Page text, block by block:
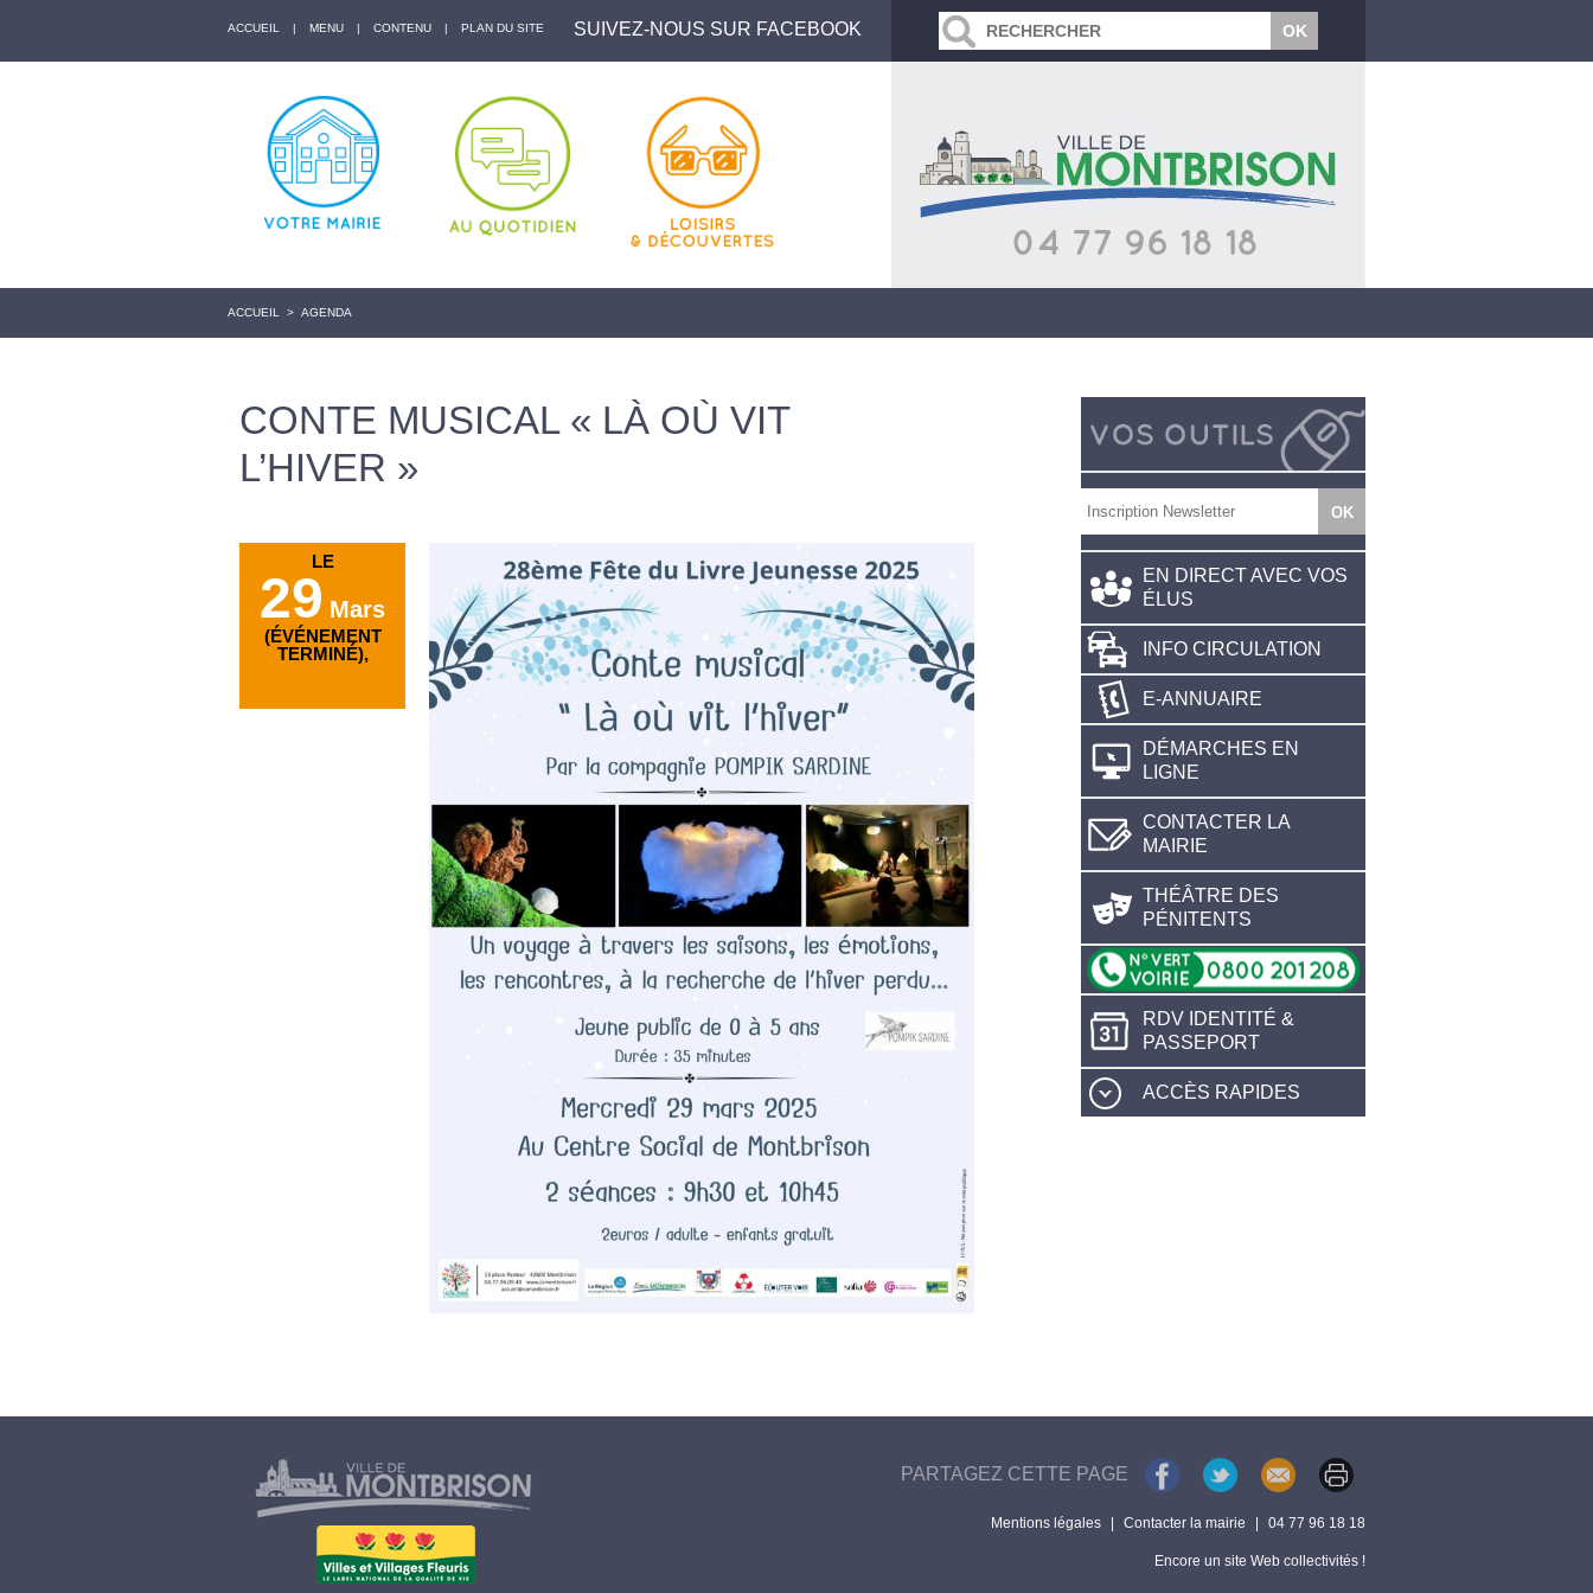
ACCUEIL | MENU | CONTENU | PLAN DU SITE SUIVEZ-NOUS SUR FACEBOOK
ACCUEIL > AGENDA
CONTE MUSICAL « LÀ OÙ VIT
L’HIVER »
LE
29 Mars
(ÉVÉNEMENT
TERMINÉ),
EN DIRECT AVEC VOS
ÉLUS
INFO CIRCULATION
E-ANNUAIRE
DÉMARCHES EN
LIGNE
CONTACTER LA
MAIRIE
THÉÂTRE DES
PÉNITENTS
RDV IDENTITÉ &
PASSEPORT
ACCÈS RAPIDES
PARTAGEZ CETTE PAGE
Mentions légales Contacter la mairie 04 77 96 18 18
Encore un site Web collectivités !